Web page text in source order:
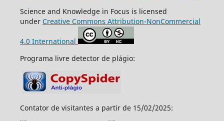
Science and Knowledge in Focus is licensed
under Creative Commons Attribution-NonCommercial
4.0 International
Programa livre detector de plágio:
Contator de visitantes a partir de 15/02/2025: